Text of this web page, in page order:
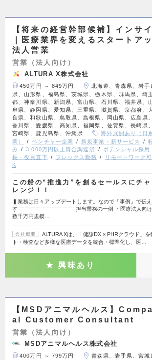
【将来の経営幹部候補】インサ
｜医療業界を変えるスタートア
法人営業
営業（法人向け）
ALTURA X株式会社
450万円 ～ 849万円
北海道、青森県、岩手
県、山形県、福島県、茨城県、栃木県、群馬県、埼
都、神奈川県、新潟県、富山県、石川県、福井県、
阜県、静岡県、愛知県、三重県、滋賀県、京都府、
良県、和歌山県、鳥取県、島根県、岡山県、広島県
香川県、愛媛県、高知県、福岡県、佐賀県、長崎県
宮崎県、鹿児島県、沖縄県
海外展開あり（日
業）
ベンチャー企業 新規事業・新サービス
み
3,000万円以上資金調達済 ポテンシャル採用
長・役員直下
フレックス勤務 リモートワーク
K
この船の“推進力”を創るセールスにチャ
レンジ！！
▍業務は日々アップデートします。なので「事例」で伝え
す ￣￣￣￣￣￣￣￣￣￣ 担当業務の一例 ・医療法人向
数千万円規模…
会社概要
ALTURA Xは、「健診DX × PHRクラウド」
ト・検査など多様な医療データを統合・標準化し、医…
興味あり
【MSDアニマルヘルス】
al Customer Consultant
営業（法人向け）
MSDアニマルヘルス株式会社
400万円 ～ 799万円
青森県、岩手県、宮城